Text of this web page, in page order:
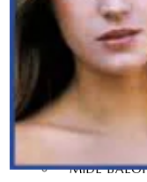
DIŞ
DIŞ
DIŞ
E-MAX
OBEZİTE
TÜP MIDE
MIDE